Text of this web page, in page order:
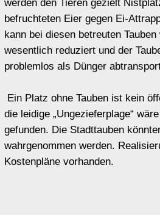
Ablehnen
Alle
akzeptier
en